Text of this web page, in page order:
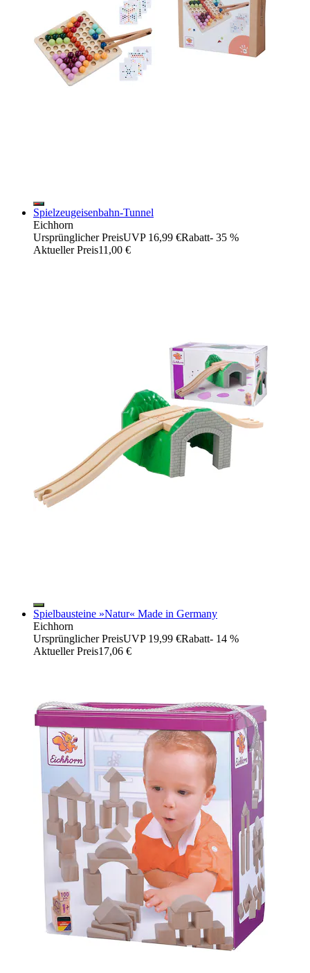
Spielzeugeisenbahn-Tunnel
Eichhorn
Ursprünglicher PreisUVP 16,99 €Rabatt- 35 %
Aktueller Preis11,00 €
Spielbausteine »Natur« Made in Germany
Eichhorn
Ursprünglicher PreisUVP 19,99 €Rabatt- 14 %
Aktueller Preis17,06 €